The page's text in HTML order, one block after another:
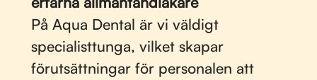
På Aqua Dental är vi väldigt
specialisttunga, vilket skapar
förutsättningar för personalen att